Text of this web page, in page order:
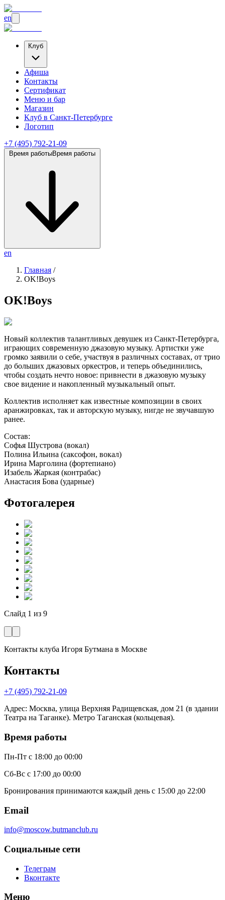
en
Клуб
Афиша
Контакты
Сертификат
Меню и бар
Магазин
Клуб в Санкт-Петербурге
Логотип
+7 (495) 792-21-09
Время работыВремя работы
en
Главная /
OK!Boys
OK!Boys
Новый коллектив талантливых девушек из Санкт-Петербурга,
играющих современную джазовую музыку. Артистки уже
громко заявили о себе, участвуя в различных составах, от трио
до больших джазовых оркестров, и теперь объединились,
чтобы создать нечто новое: привнести в джазовую музыку
свое видение и накопленный музыкальный опыт.
Коллектив исполняет как известные композиции в своих
аранжировках, так и авторскую музыку, нигде не звучавшую
ранее.
Состав:
Софья Шустрова (вокал)
Полина Ильина (саксофон, вокал)
Ирина Марголина (фортепиано)
Изабель Жаркая (контрабас)
Анастасия Бова (ударные)
Фотогалерея
Слайд 1 из 9
Контакты клуба Игоря Бутмана в Москве
Контакты
+7 (495) 792-21-09
Адрес: Москва, улица Верхняя Радищевская, дом 21 (в здании
Театра на Таганке). Метро Таганская (кольцевая).
Время работы
Пн-Пт с 18:00 до 00:00
Сб-Вс с 17:00 до 00:00
Бронирования принимаются каждый день с 15:00 до 22:00
Email
info@moscow.butmanclub.ru
Социальные сети
Телеграм
Вконтакте
Меню